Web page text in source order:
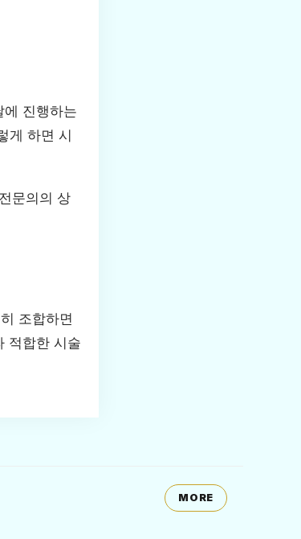
진행하는
게 하면 시
문의의 상
조합하면
적합한 시술
MORE